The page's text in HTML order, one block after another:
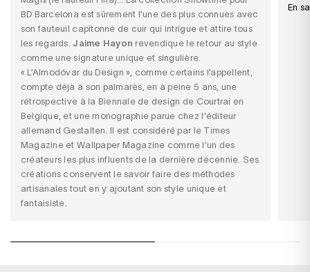
BD Barcelona est sûrement l’une des plus connues avec
son fauteuil capitonné de cuir qui intrigue et attire tous
les regards. Jaime Hayon revendique le retour au style
comme une signature unique et singulière.
« L’Almodóvar du Design », comme certains l’appellent,
compte déjà à son palmarès, en à peine 5 ans, une
rétrospective à la Biennale de design de Courtrai en
Belgique, et une monographie parue chez l'éditeur
allemand Gestalten. Il est considéré par le Times
Magazine et Wallpaper Magazine comme l’un des
créateurs les plus influents de la dernière décennie. Ses
créations conservent le savoir faire des méthodes
artisanales tout en y ajoutant son style unique et
fantaisiste.
En